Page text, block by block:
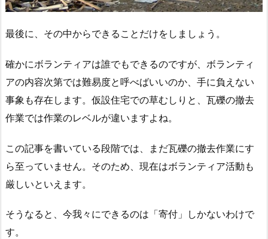
最後に、その中からできることだけをしましょう。
確かにボランティアは誰でもできるのですが、ボランティ
アの内容次第では難易度と呼べばいいのか、手に負えない
事象も存在します。仮設住宅での草むしりと、瓦礫の撤去
作業では作業のレベルが違いますよね。
この記事を書いている段階では、まだ瓦礫の撤去作業にす
ら至っていません。そのため、現在はボランティア活動も
厳しいといえます。
そうなると、今我々にできるのは「寄付」しかないわけで
す。